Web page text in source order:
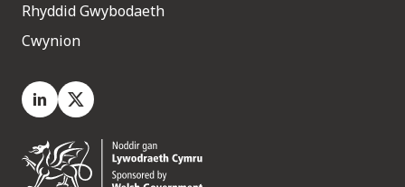
Rhyddid Gwybodaeth
Cwynion
LinkedIn
X.com